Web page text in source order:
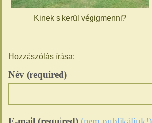
Kinek sikerül végigmenni?
Hozzászólás írása:
Név (required)
E-mail (required) (nem publikáljuk!)